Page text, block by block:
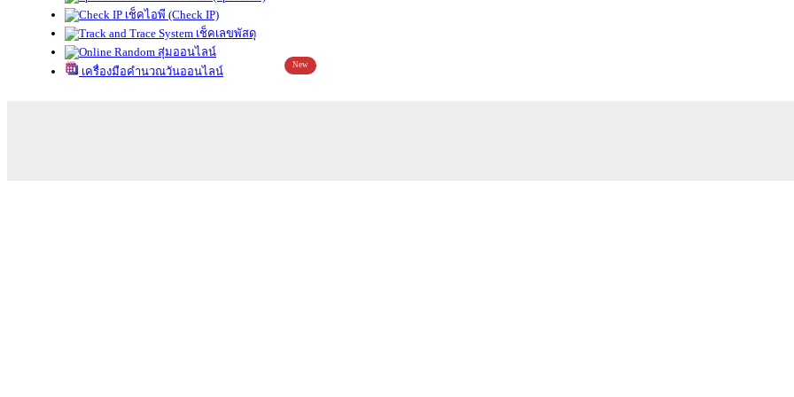
เช็คไอพี (Check IP)
เช็คเลขพัสดุ
สุ่มออนไลน์
เครื่องมือคำนวณวันออนไลน์
New